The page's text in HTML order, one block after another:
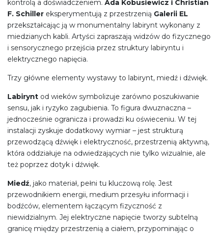
kontrolą a doświadczeniem. Ada Kobusiewicz i Christian
F. Schiller eksperymentują z przestrzenią Galerii EL
przekształcając ją w monumentalny labirynt wykonany z
miedzianych kabli. Artyści zapraszają widzów do fizycznego
i sensorycznego przejścia przez struktury labiryntu i
elektrycznego napięcia.
Trzy główne elementy wystawy to labirynt, miedź i dźwięk.
Labirynt od wieków symbolizuje zarówno poszukiwanie
sensu, jak i ryzyko zagubienia. To figura dwuznaczna –
jednocześnie ogranicza i prowadzi ku oświeceniu. W tej
instalacji zyskuje dodatkowy wymiar – jest strukturą
przewodzącą dźwięk i elektryczność, przestrzenią aktywną,
która oddziałuje na odwiedzających nie tylko wizualnie, ale
też poprzez dotyk i dźwięk.
Miedź, jako materiał, pełni tu kluczową rolę. Jest
przewodnikiem energii, medium przesyłu informacji i
bodźców, elementem łączącym fizyczność z
niewidzialnym. Jej elektryczne napięcie tworzy subtelną
granicę między przestrzenią a ciałem, przypominając o